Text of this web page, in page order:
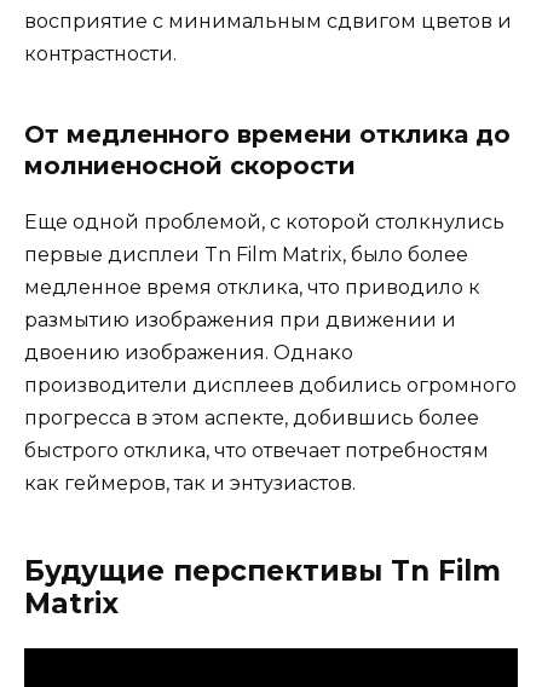
восприятие с минимальным сдвигом цветов и
контрастности.
От медленного времени отклика до
молниеносной скорости
Еще одной проблемой, с которой столкнулись
первые дисплеи Tn Film Matrix, было более
медленное время отклика, что приводило к
размытию изображения при движении и
двоению изображения. Однако
производители дисплеев добились огромного
прогресса в этом аспекте, добившись более
быстрого отклика, что отвечает потребностям
как геймеров, так и энтузиастов.
Будущие перспективы Tn Film
Matrix